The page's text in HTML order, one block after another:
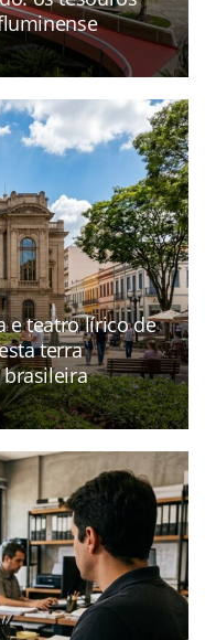
e teatro lírico de
terra